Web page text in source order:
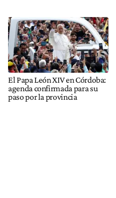
El Papa León XIV en Córdoba:
agenda confirmada para su
paso por la provincia